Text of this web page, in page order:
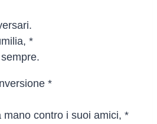
*
*
mano contro i suoi amici, *